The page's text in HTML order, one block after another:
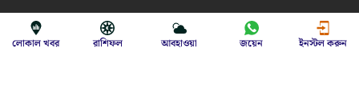
Daily Trending
বাংলা ক্যালেন্ডার (Bangla Calendar)
আজকের রাশিফল (Aajker Rashifal)
সোনার দাম (Gold Rate)
লোকাল খবর রাশিফল আবহাওয়া জয়েন ইনস্টল করুন